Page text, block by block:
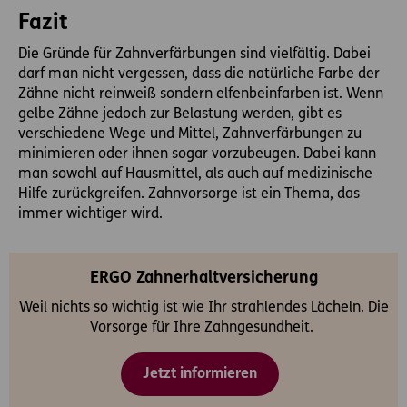
Fazit
Die Gründe für Zahnverfärbungen sind vielfältig. Dabei
darf man nicht vergessen, dass die natürliche Farbe der
Zähne nicht reinweiß sondern elfenbeinfarben ist. Wenn
gelbe Zähne jedoch zur Belastung werden, gibt es
verschiedene Wege und Mittel, Zahnverfärbungen zu
minimieren oder ihnen sogar vorzubeugen. Dabei kann
man sowohl auf Hausmittel, als auch auf medizinische
Hilfe zurückgreifen. Zahnvorsorge ist ein Thema, das
immer wichtiger wird.
ERGO Zahnerhaltversicherung
Weil nichts so wichtig ist wie Ihr strahlendes Lächeln. Die
Vorsorge für Ihre Zahngesundheit.
Jetzt informieren